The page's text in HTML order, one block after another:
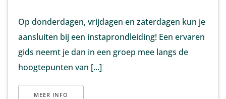
Op donderdagen, vrijdagen en zaterdagen kun je
aansluiten bij een instaprondleiding! Een ervaren
gids neemt je dan in een groep mee langs de
hoogtepunten van [...]
MEER INFO